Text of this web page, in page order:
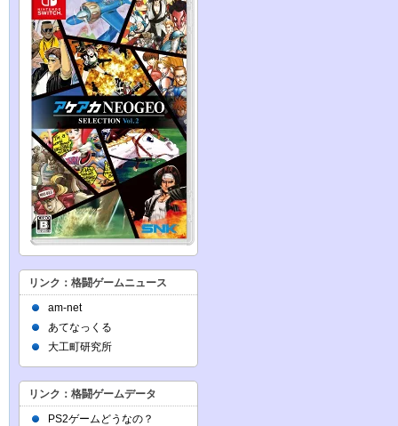
リンク：格闘ゲームニュース
am-net
あてなっくる
大工町研究所
リンク：格闘ゲームデータ
PS2ゲームどうなの？